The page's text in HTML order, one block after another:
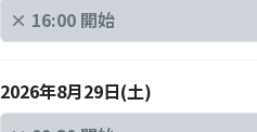
× 16:00 開始
2026年8月29日(土)